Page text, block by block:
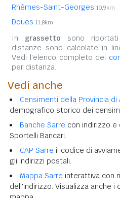
Rhêmes-Saint-Georges 10,9km
Doues 11,8km
In grassetto sono
distanze sono calcolate in
Vedi l'elenco completo dei
per distanza.
Vedi anche
Censimenti della Provincia di
demografico storico dei
Banche Sarre con indirizzo e
Sportelli Bancari.
CAP Sarre il codice di
gli indirizzi postali.
Mappa Sarre interattiva con
dell'indirizzo. Visualizza anche i